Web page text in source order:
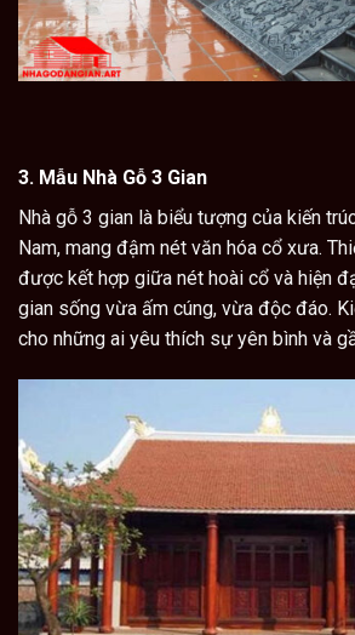
3. Mẫu Nhà Gỗ 3 Gian
Nhà gỗ 3 gian là biểu tượng của kiến
Nam, mang đậm nét văn hóa cổ xưa.
được kết hợp giữa nét hoài cổ và hiện
gian sống vừa ấm cúng, vừa độc đáo.
cho những ai yêu thích sự yên bình và